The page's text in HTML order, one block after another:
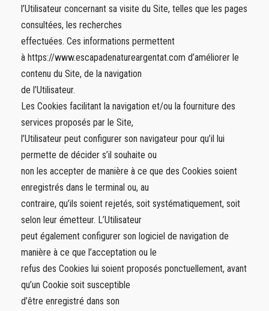
l’Utilisateur concernant sa visite du Site, telles que les pages
consultées, les recherches
effectuées. Ces informations permettent
à https://www.escapadenatureargentat.com d’améliorer le
contenu du Site, de la navigation
de l’Utilisateur.
Les Cookies facilitant la navigation et/ou la fourniture des
services proposés par le Site,
l’Utilisateur peut configurer son navigateur pour qu’il lui
permette de décider s’il souhaite ou
non les accepter de manière à ce que des Cookies soient
enregistrés dans le terminal ou, au
contraire, qu’ils soient rejetés, soit systématiquement, soit
selon leur émetteur. L’Utilisateur
peut également configurer son logiciel de navigation de
manière à ce que l’acceptation ou le
refus des Cookies lui soient proposés ponctuellement, avant
qu’un Cookie soit susceptible
d’être enregistré dans son